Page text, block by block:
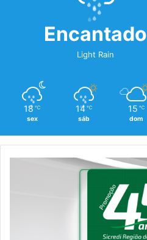
Encantado
Light Rain
18 ℃
sex
14 ℃
sáb
15 ℃
dom